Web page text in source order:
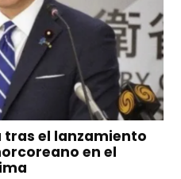
el lanzamiento
en el